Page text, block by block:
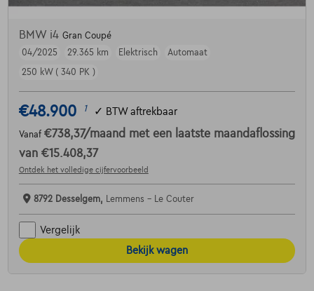
BMW i4 Gran Coupé
04/2025
29.365 km Elektrisch
Automaat
250 kW ( 340 PK )
€48.900 1 ✓ BTW aftrekbaar
Vanaf €738,37/maand met een laatste maandaflossing
van €15.408,37
Ontdek het volledige cijfervoorbeeld
8792 Desselgem, Lemmens - Le Couter
Vergelijk
Bekijk wagen